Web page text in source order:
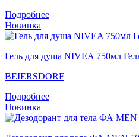
Подробнее
Новинка
Гель для душа NIVEA 750мл
BEIERSDORF
Подробнее
Новинка